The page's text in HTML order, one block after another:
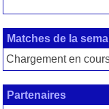
Matches de la
Chargement en
Partenaires